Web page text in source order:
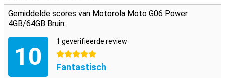
Gemiddelde scores van Motorola Moto G06 Power
4GB/64GB Bruin:
10
1 geverifieerde review
5 sterren
Fantastisch